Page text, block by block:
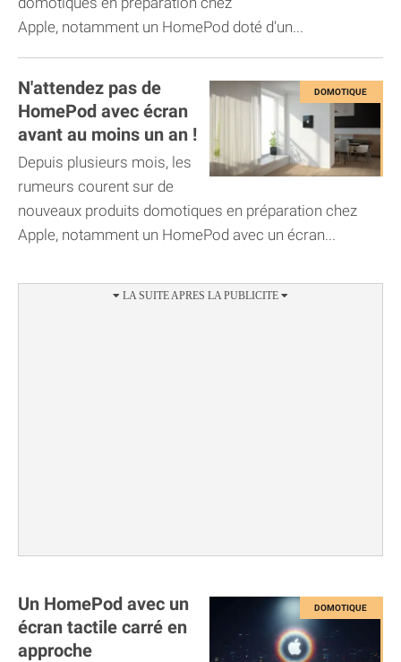
Apple, notamment un HomePod doté d'un...
N'attendez pas de
HomePod avec écran
avant au moins un an !
Depuis plusieurs mois, les
rumeurs courent sur de
nouveaux produits domotiques en préparation chez
Apple, notamment un HomePod avec un écran...
Un HomePod avec un
écran tactile carré en
approche